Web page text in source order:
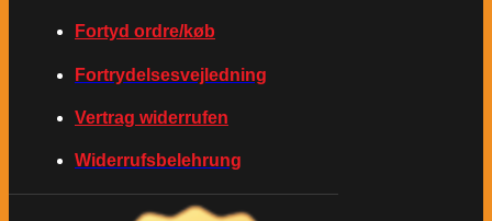
Fortyd ordre/køb
Fortrydelsesvejledning
Vertrag widerrufen
Widerrufsbelehrung